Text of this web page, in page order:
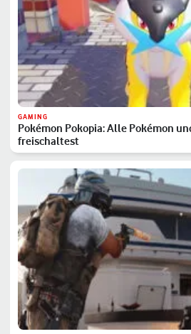
GAMING
Pokémon Pokopia: Alle Pokémon
freischaltest